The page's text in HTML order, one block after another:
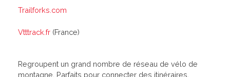
Trailforks.com
Vtttrack.fr(France)
Regroupent un grand nombre de réseau de vélo de
montagne. Parfaits pour connecter des itinéraires.